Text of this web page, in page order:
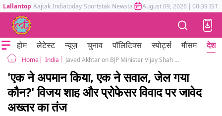
Lallantop Aajtak Indiatoday Sportstak Newstak Mumbai Tak Astrotak
August 09, 2026 | 00:39 IST
होम लेटेस्ट न्यूज़ चुनाव पॉलिटिक्स स्पोर्ट्स मौसम देश
Home India Javed Akhtar on BJP Minister Vijay Shah Colonel Sophia Qureshi and Professor Mahmudabad
'एक ने अपमान किया, एक ने सवाल, जेल गया
कौन?' विजय शाह और प्रोफेसर विवाद पर जावेद
अख्तर का तंज